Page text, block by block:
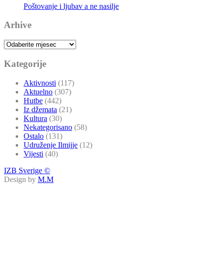
Poštovanje i ljubav a ne nasilje
Arhive
Arhive
Kategorije
Aktivnosti (117)
Aktuelno (307)
Hutbe (442)
Iz džemata (21)
Kultura (30)
Nekategorisano (58)
Ostalo (131)
Udruženje Ilmijje (12)
Vijesti (40)
IZB Sverige ©
Design by M.M